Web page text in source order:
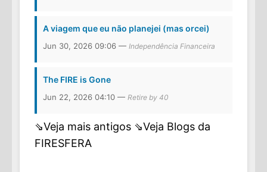
A viagem que eu não planejei (mas orcei)
Jun 30, 2026 09:06 — Independência Financeira
The FIRE is Gone
Jun 22, 2026 04:10 — Retire by 40
⇘Veja mais antigos ⇘Veja Blogs da
FIRESFERA